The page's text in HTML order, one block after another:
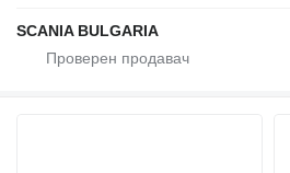
SCANIA BULGARIA